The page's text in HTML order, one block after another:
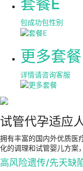
包成功包性别
更多套餐
详情请咨询客服
试管代孕适应
拥有丰富的国内外优质医
化的调理和试管婴儿方案
高风险遗传/先天缺